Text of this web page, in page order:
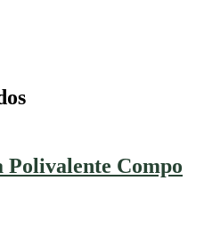
Polivalente Compo